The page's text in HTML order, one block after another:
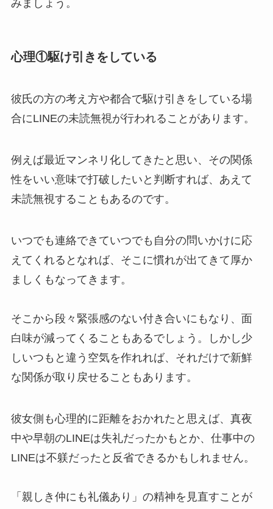
みましょう。
心理①駆け引きをしている
彼氏の方の考え方や都合で駆け引きをしている場
合にLINEの未読無視が行われることがあります。
例えば最近マンネリ化してきたと思い、その関係
性をいい意味で打破したいと判断すれば、あえて
未読無視することもあるのです。
いつでも連絡できていつでも自分の問いかけに応
えてくれるとなれば、そこに慣れが出てきて厚か
ましくもなってきます。
そこから段々緊張感のない付き合いにもなり、面
白味が減ってくることもあるでしょう。しかし少
しいつもと違う空気を作れれば、それだけで新鮮
な関係が取り戻せることもあります。
彼女側も心理的に距離をおかれたと思えば、真夜
中や早朝のLINEは失礼だったかもとか、仕事中の
LINEは不躾だったと反省できるかもしれません。
「親しき仲にも礼儀あり」の精神を見直すことが